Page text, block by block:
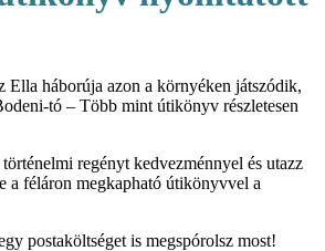
Ella háborúja azon a környéken játszódik,
tó – Több mint útikönyv részletesen
regényt kedvezménnyel és utazz
a féláron megkapható útikönyvvel a
postaköltséget is megspórolsz most!